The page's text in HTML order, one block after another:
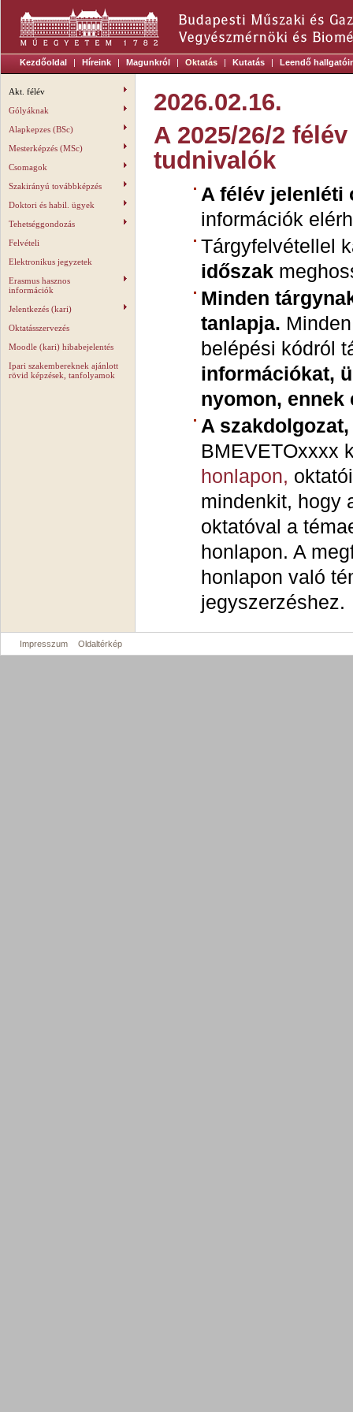
Kezdőoldal | Híreink | Magunkról | Oktatás | Kutatás | Leendő
Akt. félév
Gólyáknak
Alapkepzes (BSc)
Mesterképzés (MSc)
Csomagok
Szakirányú továbbképzés
Doktori és habil. ügyek
Tehetséggondozás
Felvételi
Elektronikus jegyzetek
Erasmus hasznos
információk
Jelentkezés (kari)
Oktatásszervezés
Moodle (kari) hibabejelentés
Ipari szakembereknek ajánlott
rövid képzések, tanfolyamok
2026.02.16.
A 2025/26/2
tudnivalók
A félév
információk
Tárgyfelvétellel
időszak
Minden
tanlapja.
belépési kódról
információkat,
nyomon, ennek
A
BMEVETOxxxx
honlapon,
mindenkit, hogy
oktatóval a
honlapon. A
honlapon való
jegyszerzéshez.
Impresszum Oldaltérkép